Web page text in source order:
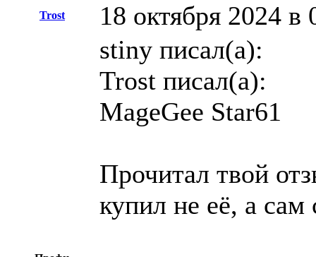
Trost 18 октября 2024 в
stiny писал(а):
Trost писал(а):
MageGee Star61
Прочитал твой
купил не её, а сам